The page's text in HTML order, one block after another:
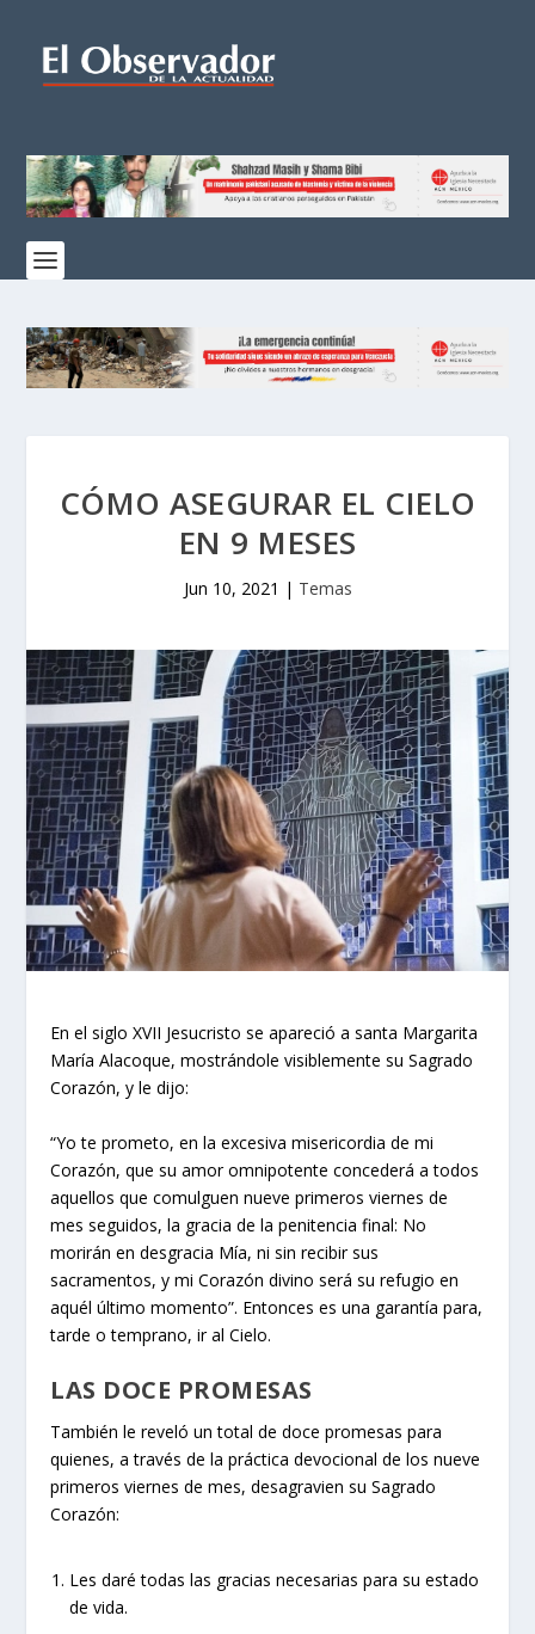
CÓMO ASEGURAR EL CIELO
EN 9 MESES
Jun 10, 2021 | Temas
En el siglo XVII Jesucristo se apareció a santa Margarita
María Alacoque, mostrándole visiblemente su Sagrado
Corazón, y le dijo:
“Yo te prometo, en la excesiva misericordia de mi
Corazón, que su amor omnipotente concederá a todos
aquellos que comulguen nueve primeros viernes de
mes seguidos, la gracia de la penitencia final: No
morirán en desgracia Mía, ni sin recibir sus
sacramentos, y mi Corazón divino será su refugio en
aquél último momento”. Entonces es una garantía para,
tarde o temprano, ir al Cielo.
LAS DOCE PROMESAS
También le reveló un total de doce promesas para
quienes, a través de la práctica devocional de los nueve
primeros viernes de mes, desagravien su Sagrado
Corazón:
Les daré todas las gracias necesarias para su estado
de vida.